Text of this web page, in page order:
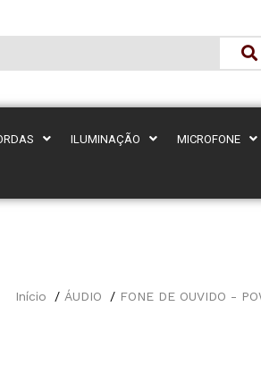
ILUMINAÇÃO MICROFONE
Início ÁUDIO FONE DE OUVIDO -